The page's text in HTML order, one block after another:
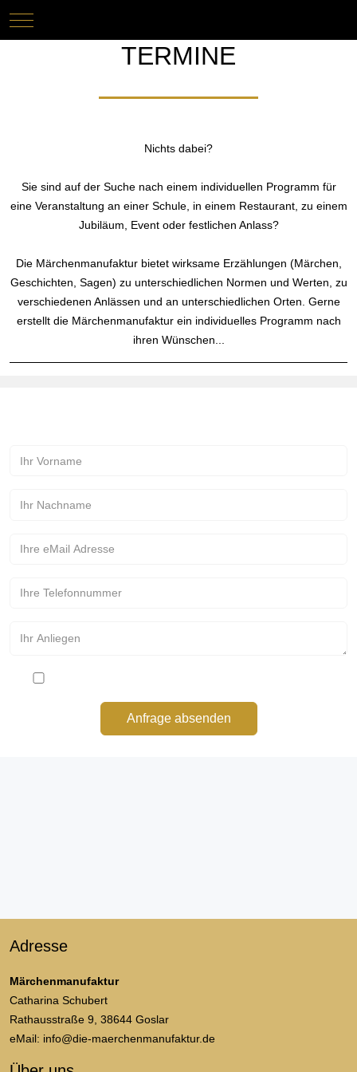
Mobile Menu Toggle
TERMINE
Nichts dabei?
Sie sind auf der Suche nach einem individuellen Programm für
eine Veranstaltung an einer Schule, in einem Restaurant, zu einem
Jubiläum, Event oder festlichen Anlass?
Die Märchenmanufaktur bietet wirksame Erzählungen (Märchen,
Geschichten, Sagen) zu unterschiedlichen Normen und Werten, zu
verschiedenen Anlässen und an unterschiedlichen Orten. Gerne
erstellt die Märchenmanufaktur ein individuelles Programm nach
ihren Wünschen...
Anfrage absenden
Adresse
Märchenmanufaktur
Catharina Schubert
Rathausstraße 9, 38644 Goslar
eMail: info@die-maerchenmanufaktur.de